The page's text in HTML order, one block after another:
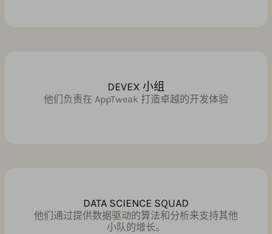
DEVEX 小组
他们负责在 AppTweak 打造卓越的开发体验
DATA SCIENCE SQUAD
他们通过提供数据驱动的算法和分析来支持其他
小队的增长。